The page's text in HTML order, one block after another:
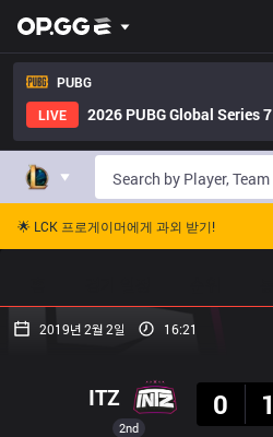
PUBG
LIVE
2026 PUBG Global Series 7
🌟 LCK 프로게이머에게 과외 받기!
2019년 2월 2일 16:21
2nd
ITZ
0
1